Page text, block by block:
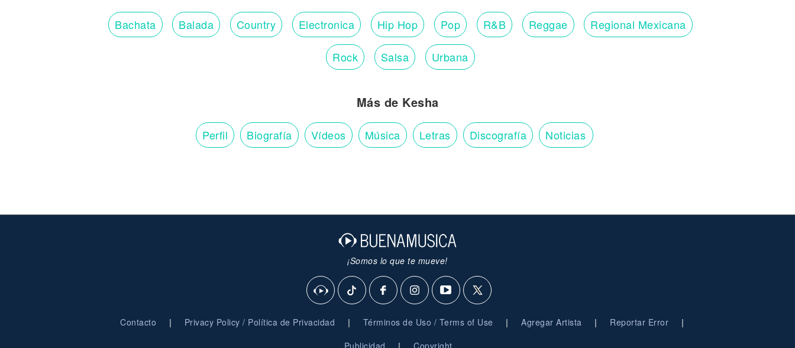
Bachata Balada Country Electronica Hip Hop Pop R&B Reggae Regional Mexicana
Rock Salsa Urbana
Más de Kesha
Perfil Biografía Vídeos Música Letras Discografía Noticias
¡Somos lo que te mueve!
Contacto | Privacy Policy / Política de Privacidad | Términos de Uso / Terms of Use | Agregar Artista | Reportar Error |
Publicidad | Copyright